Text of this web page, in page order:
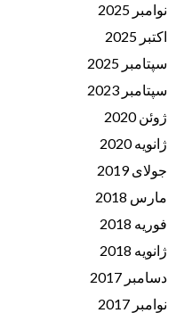
نوامبر 2025
اکتبر 2025
سپتامبر 2025
سپتامبر 2023
ژوئن 2020
ژانویه 2020
جولای 2019
مارس 2018
فوریه 2018
ژانویه 2018
دسامبر 2017
نوامبر 2017